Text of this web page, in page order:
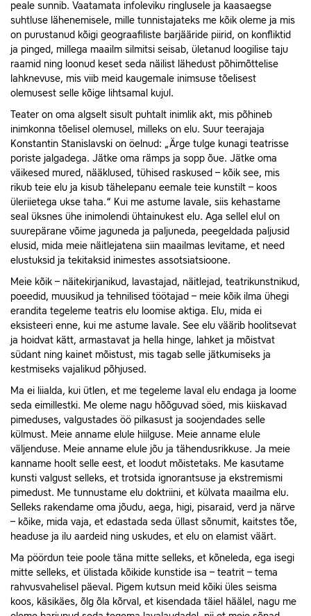
peale sunnib. Vaatamata infoleviku ringlusele ja kaasaegse
suhtluse lähenemisele, mille tunnistajateks me kõik oleme ja mis
on purustanud kõigi geograafiliste barjääride piirid, on konfliktid
ja pinged, millega maailm silmitsi seisab, ületanud loogilise taju
raamid ning loonud keset seda näilist lähedust põhimõttelise
lahknevuse, mis viib meid kaugemale inimsuse tõelisest
olemusest selle kõige lihtsamal kujul.
Teater on oma algselt sisult puhtalt inimlik akt, mis põhineb
inimkonna tõelisel olemusel, milleks on elu. Suur teerajaja
Konstantin Stanislavski on öelnud: „Ärge tulge kunagi teatrisse
poriste jalgadega. Jätke oma rämps ja sopp õue. Jätke oma
väikesed mured, nääklused, tühised raskused – kõik see, mis
rikub teie elu ja kisub tähelepanu eemale teie kunstilt – koos
üleriietega ukse taha.“ Kui me astume lavale, siis kehastame
seal üksnes ühe inimolendi ühtainukest elu. Aga sellel elul on
suurepärane võime jaguneda ja paljuneda, peegeldada paljusid
elusid, mida meie näitlejatena siin maailmas levitame, et need
elustuksid ja tekitaksid inimestes assotsiatsioone.
Meie kõik – näitekirjanikud, lavastajad, näitlejad, teatrikunstnikud,
poeedid, muusikud ja tehnilised töötajad – meie kõik ilma ühegi
erandita tegeleme teatris elu loomise aktiga. Elu, mida ei
eksisteeri enne, kui me astume lavale. See elu väärib hoolitsevat
ja hoidvat kätt, armastavat ja hella hinge, lahket ja mõistvat
südant ning kainet mõistust, mis tagab selle jätkumiseks ja
kestmiseks vajalikud põhjused.
Ma ei liialda, kui ütlen, et me tegeleme laval elu endaga ja loome
seda eimillestki. Me oleme nagu hõõguvad söed, mis kiiskavad
pimeduses, valgustades öö pilkasust ja soojendades selle
külmust. Meie anname elule hiilguse. Meie anname elule
väljenduse. Meie anname elule jõu ja tähendusrikkuse. Ja meie
kanname hoolt selle eest, et loodut mõistetaks. Me kasutame
kunsti valgust selleks, et trotsida ignorantsuse ja ekstremismi
pimedust. Me tunnustame elu doktriini, et külvata maailma elu.
Selleks rakendame oma jõudu, aega, higi, pisaraid, verd ja närve
– kõike, mida vaja, et edastada seda üllast sõnumit, kaitstes tõe,
headuse ja ilu aardeid ning uskudes, et elu on elamist väärt.
Ma pöördun teie poole täna mitte selleks, et kõneleda, ega isegi
mitte selleks, et ülistada kõikide kunstide isa – teatrit – tema
rahvusvahelisel päeval. Pigem kutsun meid kõiki üles seisma
koos, käsikäes, õlg õla kõrval, et kisendada täiel häälel, nagu me